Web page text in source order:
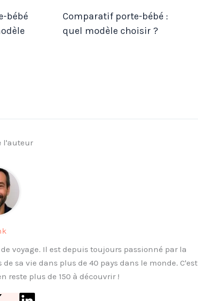
bébé
Comparatif porte-bébé :
quel modèle choisir ?
l'auteur
voyage. Il est depuis toujours passionné par la
sa vie dans plus de 40 pays dans le monde. C'est
reste plus de 150 à découvrir !